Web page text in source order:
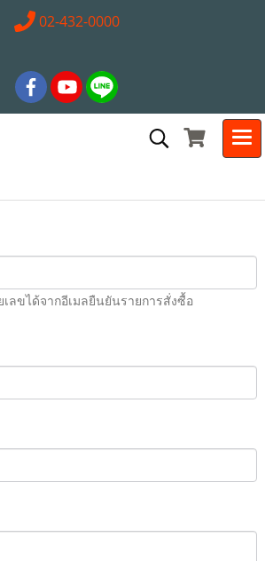
02-432-0000
ลขได้จากอีเมลยืนยันรายการสั่งซื้อ